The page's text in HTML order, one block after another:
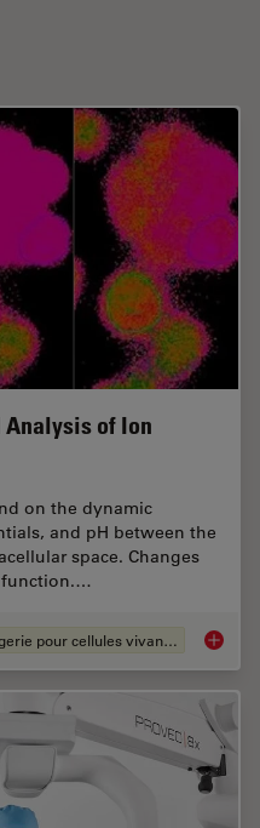
of Ion
on the dynamic
and pH between the
space. Changes
function.…
Imagerie pour cellules vivantes